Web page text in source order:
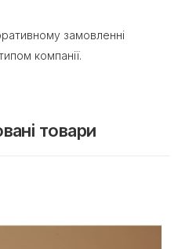
замовленні
компанії.
товари